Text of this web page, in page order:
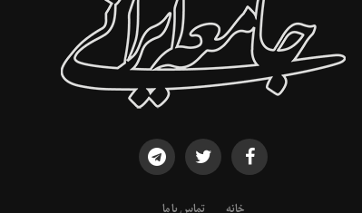
خانه تماس با ما